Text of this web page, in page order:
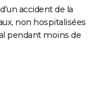
accident de la
non hospitalisées
pendant moins de